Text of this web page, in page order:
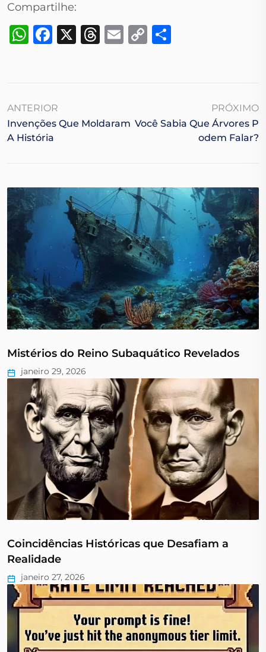
Compartilhe:
WhatsApp
Facebook
X Threads
Email
Copy
ANTERIOR
Invenções Que Moldaram
A História
PRÓXIMO
Você Sabia Que Árvores P
Odem Falar?
Mistérios do Reino Subaquático Revelados
janeiro 29, 2026
Coincidências Históricas que Desafiam a
Realidade
janeiro 27, 2026